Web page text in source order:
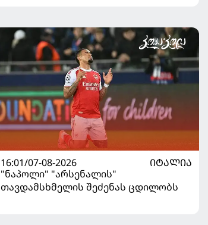
16:01/07-08-2026
ᲘᲢᲐᲚᲘᲐ
"ნაპოლი" "არსენალის"
თავდამსხმელის შეძენას ცდილობს